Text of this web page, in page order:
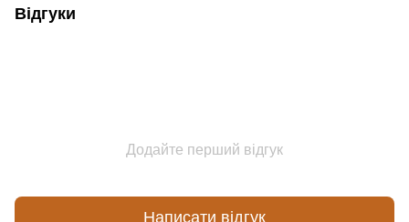
Відгуки
Додайте перший відгук
Написати відгук